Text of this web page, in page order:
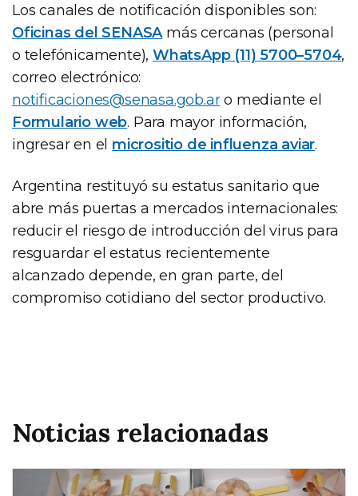
Los canales de notificación disponibles son:
Oficinas del SENASAmás cercanas (personal
o telefónicamente),WhatsApp (11) 5700–5704,
correo electrónico:
notificaciones@senasa.gob.aro mediante el
Formulario web. Para mayor información,
ingresar en el micrositio de influenza aviar.
Argentina restituyó su estatus sanitario que
abre más puertas a mercados internacionales:
reducir el riesgo de introducción del virus para
resguardar el estatus recientemente
alcanzado depende, en gran parte, del
compromiso cotidiano del sector productivo.
Noticias relacionadas